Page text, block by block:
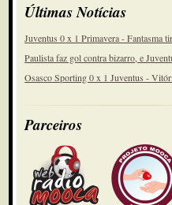
Últimas Notícias
Juventus 0 x 1 Primavera - Fantasma
Paulista faz gol contra bizarro, e
Osasco Sporting 0 x 1 Juventus -
Parceiros